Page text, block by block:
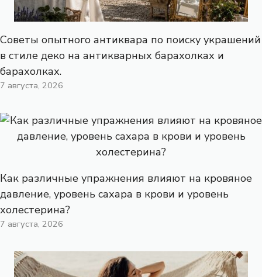
Советы опытного антиквара по поиску украшений
в стиле деко на антикварных барахолках и
барахолках.
7 августа, 2026
Как различные упражнения влияют на кровяное
давление, уровень сахара в крови и уровень
холестерина?
7 августа, 2026